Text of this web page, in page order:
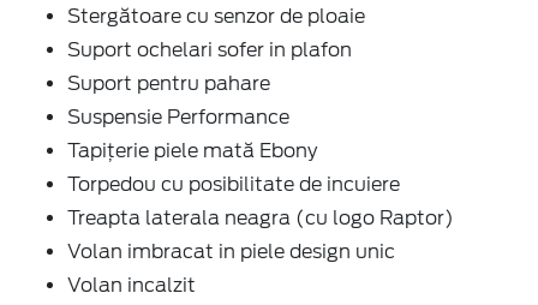
Stergătoare cu senzor de ploaie
Suport ochelari sofer in plafon
Suport pentru pahare
Suspensie Performance
Tapițerie piele mată Ebony
Torpedou cu posibilitate de incuiere
Treapta laterala neagra (cu logo Raptor)
Volan imbracat in piele design unic
Volan incalzit